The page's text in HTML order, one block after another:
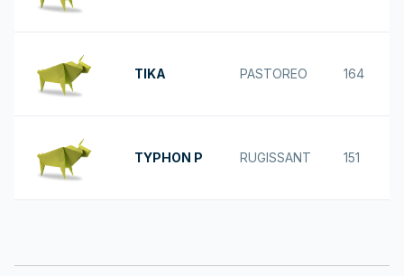
TIKA PASTOREO 164
TYPHON P RUGISSANT 151